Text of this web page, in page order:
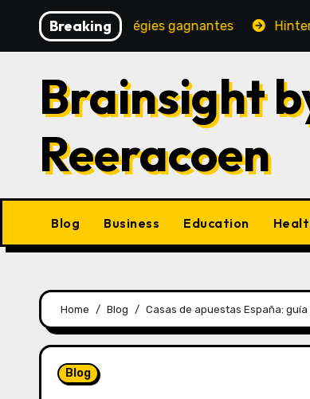
content
Breaking
jeux et stratégies gagnantes Hinter den
Brainsight
Reeracoen
Blog Business Education
Home Blog Casas de apuestas España:
Blog